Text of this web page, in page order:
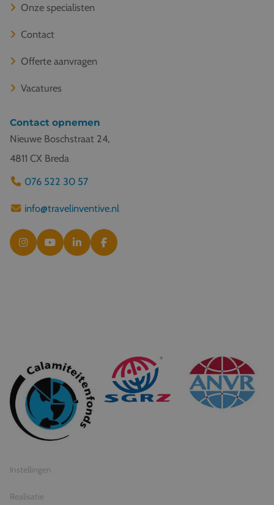
Onze specialisten
Contact
Offerte aanvragen
Vacatures
Contact opnemen
Nieuwe Boschstraat 24,
4811 CX Breda
076 522 30 57
info@travelinventive.nl
© 2026 Travel Inventive
Algemene voorwaarden
Privacy statement
Instellingen
Realisatie